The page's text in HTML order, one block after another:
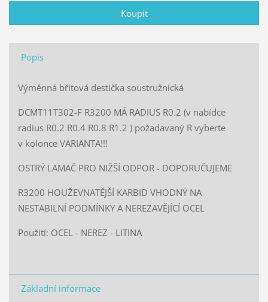
Popis
Výměnná břitová destička soustružnická
DCMT11T302-F R3200 MÁ RADIUS R0.2 (v nabídce
radius R0.2 R0.4 R0.8 R1.2 ) požadavaný R vyberte
v kolonce VARIANTA!!!
OSTRÝ LAMAČ PRO NIŽŠÍ ODPOR - DOPORUČUJEME
R3200 HOUŽEVNATĚJŠÍ KARBID VHODNÝ NA
NESTABILNÍ PODMÍNKY A NEREZAVĚJÍCÍ OCEL
Použití: OCEL - NEREZ - LITINA
Základní informace